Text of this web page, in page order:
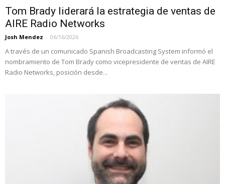
Tom Brady liderará la estrategia de ventas de
AIRE Radio Networks
Josh Mendez - 06/16/2026
A través de un comunicado Spanish Broadcasting System informó el
nombramiento de Tom Brady como vicepresidente de ventas de AIRE
Radio Networks, posición desde...